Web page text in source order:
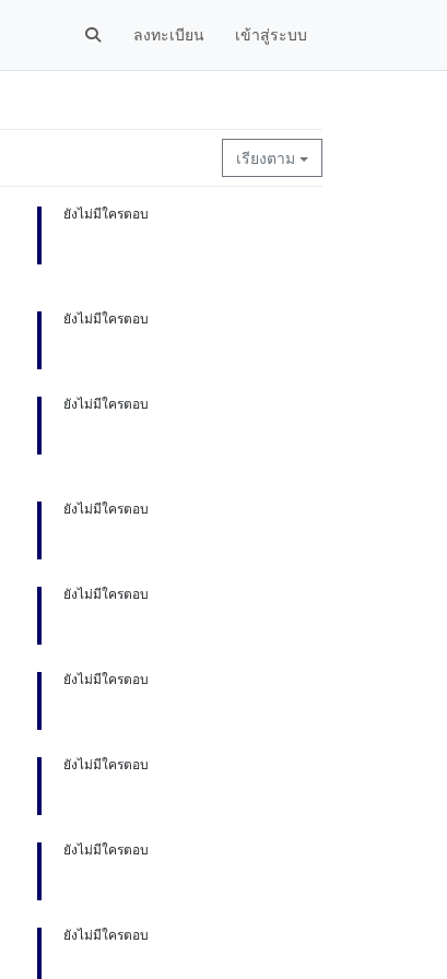
ลงทะเบียน เข้าสู่ระบบ
เรียงตาม
ยังไม่มีใครตอบ
ยังไม่มีใครตอบ
ยังไม่มีใครตอบ
ยังไม่มีใครตอบ
ยังไม่มีใครตอบ
ยังไม่มีใครตอบ
ยังไม่มีใครตอบ
ยังไม่มีใครตอบ
ยังไม่มีใครตอบ